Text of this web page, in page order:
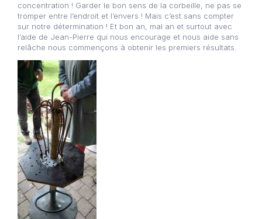
concentration ! Garder le bon sens de la corbeille, ne pas se
tromper entre l’endroit et l’envers ! Mais c’est sans compter
sur notre détermination ! Et bon an, mal an et surtout avec
l’aide de Jean-Pierre qui nous encourage et nous aide sans
relâche nous commençons à obtenir les premiers résultats.